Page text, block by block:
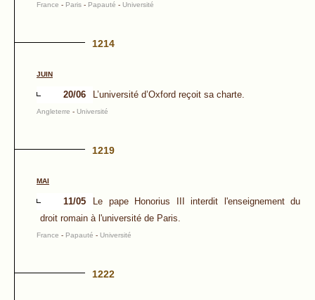
France - Paris - Papauté - Université
1214
JUIN
20/06 L’université d’Oxford reçoit sa charte.
Angleterre - Université
1219
MAI
11/05
Le pape Honorius III interdit l'enseignement du
droit romain à l'université de Paris.
France - Papauté - Université
1222